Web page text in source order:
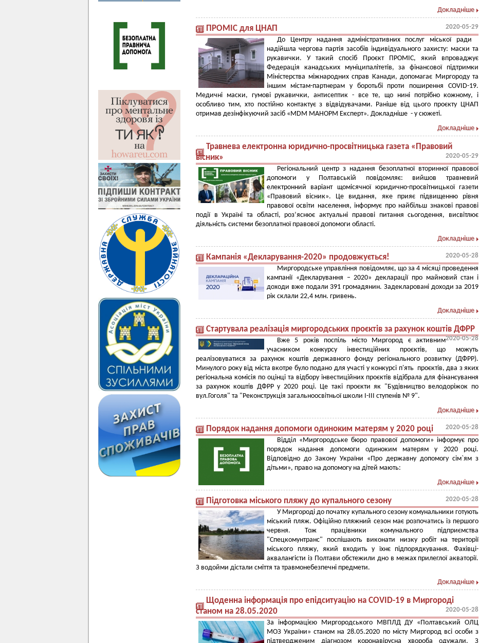
Докладніше
ПРОМІС для ЦНАП 2020-05-29
До Центру надання адміністративних послуг міської ради
надійшла чергова партія засобів індивідуального захисту: маски та
рукавички. У такий спосіб Проєкт ПРОМІС, який впроваджує
Федерація канадських муніципалітетів, за фінансової підтримки
Міністерства міжнародних справ Канади, допомагає Миргороду та
іншим містам-партнерам у боротьбі проти поширення COVID-19.
Медичні маски, гумові рукавички, антисептик - все те, що нині потрібно кожному, і
особливо тим, хто постійно контактує з відвідувачами. Раніше від цього проєкту ЦНАП
отримав дезінфікуючий засіб «MDM МАНОРМ Експерт». Докладніше - у сюжеті.
Докладніше
Травнева електронна юридично-просвітницька газета «Правовий
вісник»
2020-05-29
Регіональний центр з надання безоплатної вторинної правової
допомоги у Полтавській повідомляє: вийшов травневий
електронний варіант щомісячної юридично-просвітницької газети
«Правовий вісник». Це видання, яке прияє підвищенню рівня
правової освіти населення, інформує про найбільш знакові правові
події в Україні та області, роз’яснює актуальні правові питання сьогодення, висвітлює
діяльність системи безоплатної правової допомоги області.
Докладніше
Кампанія «Декларування-2020» продовжується! 2020-05-28
Миргородське управління повідомляє, що за 4 місяці проведення
кампанії «Декларування – 2020» декларації про майновий стан і
доходи вже подали 391 громадянин. Задекларовані доходи за 2019
рік склали 22,4 млн. гривень.
Докладніше
Стартувала реалізація миргородських проєктів за рахунок коштів ДФРР
2020-05-28
Вже 5 років поспіль місто Миргород є активним
учасником конкурсу інвестиційних проєктів, що можуть
реалізовуватися за рахунок коштів державного фонду регіонального розвитку (ДФРР).
Минулого року від міста вкотре було подано для участі у конкурсі п'ять проєктів, два з яких
регіональна комісія по оцінці та відбору інвестиційних проєктів відібрала для фінансування
за рахунок коштів ДФРР у 2020 році. Це такі проєкти як "Будівництво велодоріжок по
вул.Гоголя" та "Реконструкція загальноосвітньої школи І-ІІІ ступенів № 9".
Докладніше
Порядок надання допомоги одиноким матерям у 2020 році 2020-05-28
Відділ «Миргородське бюро правової допомоги» інформує про
порядок надання допомоги одиноким матерям у 2020 році.
Відповідно до Закону України «Про державну допомогу сім`ям з
дітьми», право на допомогу на дітей мають:
Докладніше
Підготовка міського пляжу до купального сезону 2020-05-28
У Миргороді до початку купального сезону комунальники готують
міський пляж. Офіційно пляжний сезон має розпочатись із першого
червня. Тож працівники комунального підприємства
"Спецкомунтранс" поспішають виконати низку робіт на території
міського пляжу, який входить у їхнє підпорядкування. Фахівці-
аквалангісти із Полтави обстежили дно в межах прилеглої акваторії.
З водойми дістали сміття та травмонебезпечні предмети.
Докладніше
Щоденна інформація про епідситуацію на COVID-19 в Миргороді
станом на 28.05.2020
2020-05-28
За інформацією Миргородського МВПЛД ДУ «Полтавський ОЛЦ
МОЗ України» станом на 28.05.2020 по місту Миргород всі особи з
підтвердженим діагнозом коронавірусна хвороба одужали. З